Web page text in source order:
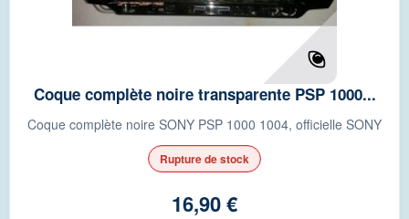
Coque complète noire transparente PSP 1000...
Coque complète noire SONY PSP 1000 1004, officielle SONY
Rupture de stock
16,90 €